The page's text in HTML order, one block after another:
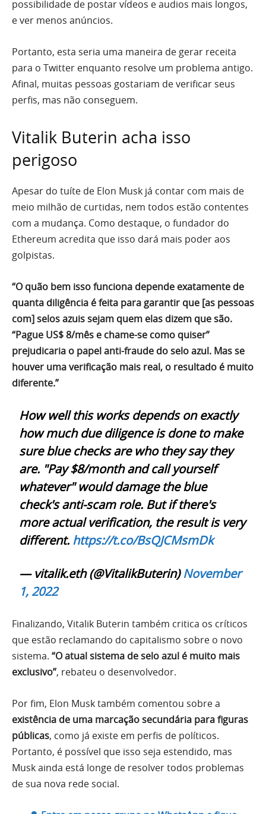
possibilidade de postar vídeos e audios mais longos,
e ver menos anúncios.
Portanto, esta seria uma maneira de gerar receita
para o Twitter enquanto resolve um problema antigo.
Afinal, muitas pessoas gostariam de verificar seus
perfis, mas não conseguem.
Vitalik Buterin acha isso
perigoso
Apesar do tuíte de Elon Musk já contar com mais de
meio milhão de curtidas, nem todos estão contentes
com a mudança. Como destaque, o fundador do
Ethereum acredita que isso dará mais poder aos
golpistas.
“O quão bem isso funciona depende exatamente de
quanta diligência é feita para garantir que [as pessoas
com] selos azuis sejam quem elas dizem que são.
“Pague US$ 8/mês e chame-se como quiser”
prejudicaria o papel anti-fraude do selo azul. Mas se
houver uma verificação mais real, o resultado é muito
diferente.”
How well this works depends on exactly
how much due diligence is done to make
sure blue checks are who they say they
are. "Pay $8/month and call yourself
whatever" would damage the blue
check's anti-scam role. But if there's
more actual verification, the result is very
different. https://t.co/BsQJCMsmDk
— vitalik.eth (@VitalikButerin)November
1, 2022
Finalizando, Vitalik Buterin também critica os críticos
que estão reclamando do capitalismo sobre o novo
sistema. “O atual sistema de selo azul é muito mais
exclusivo”, rebateu o desenvolvedor.
Por fim, Elon Musk também comentou sobre a
existência de uma marcação secundária para figuras
públicas, como já existe em perfis de políticos.
Portanto, é possível que isso seja estendido, mas
Musk ainda está longe de resolver todos problemas
de sua nova rede social.